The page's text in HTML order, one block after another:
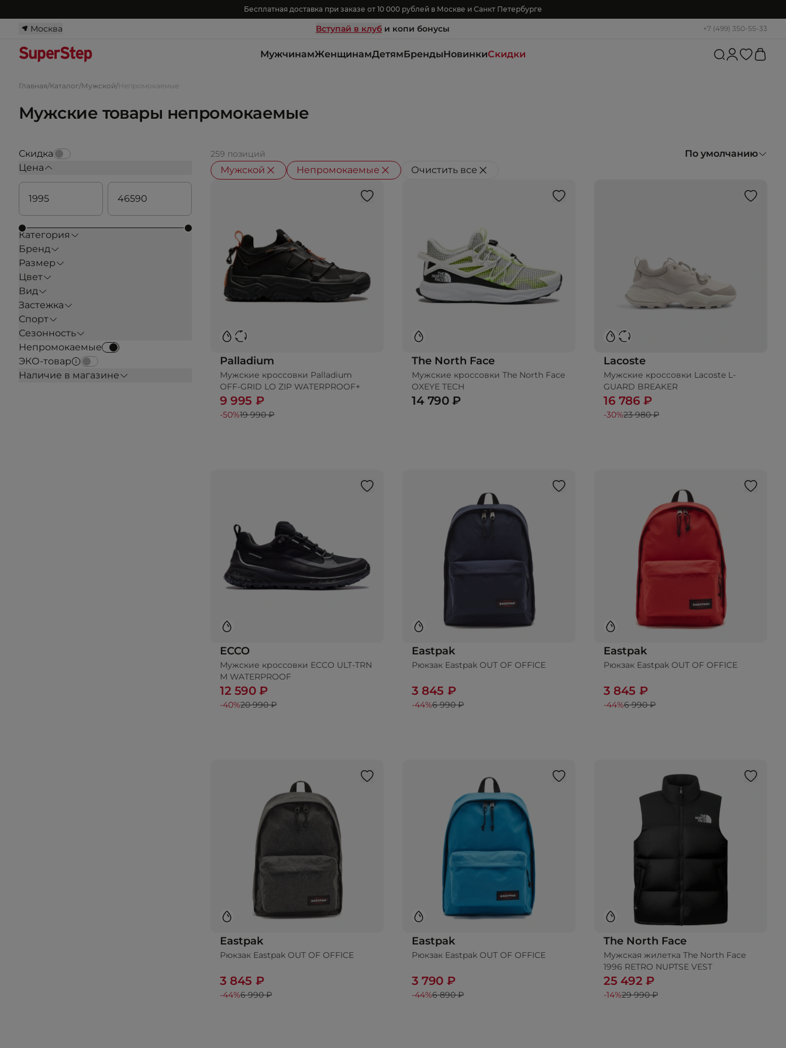
Бесплатная доставка при заказе от 10 000 рублей в Москве и Санкт Петербурге
Москва Вступай в клуб и копи бонусы +7 (499) 350-55-33
МужчинамЖенщинамДетямБрендыНовинкиСкидки
Главная/Каталог/Мужской/Непромокаемые
Мужские товары непромокаемые
Скидка
Цена
Категория
Бренд
Размер
Цвет
Вид
Застежка
Спорт
Сезонность
Непромокаемые
ЭКО-товар
Наличие в магазине
259 позиций
По умолчанию
Мужской
Непромокаемые Очистить все
Palladium
Мужские кроссовки Palladium
OFF-GRID LO ZIP WATERPROOF+
9 995 ₽
-50%19 990 ₽
The North Face
Мужские кроссовки The North Face
OXEYE TECH
14 790 ₽
Lacoste
Мужские кроссовки Lacoste L-
GUARD BREAKER
16 786 ₽
-30%23 980 ₽
ECCO
Мужские кроссовки ECCO ULT-TRN
M WATERPROOF
12 590 ₽
-40%20 990 ₽
Добавить в корзину
Eastpak
Рюкзак Eastpak OUT OF OFFICE
3 845 ₽
-44%6 990 ₽
Добавить в корзину
Eastpak
Рюкзак Eastpak OUT OF OFFICE
3 845 ₽
-44%6 990 ₽
Добавить в корзину
Eastpak
Рюкзак Eastpak OUT OF OFFICE
3 845 ₽
-44%6 990 ₽
Добавить в корзину
Eastpak
Рюкзак Eastpak OUT OF OFFICE
3 790 ₽
-44%6 890 ₽
Добавить в корзину
The North Face
Мужская жилетка The North Face
1996 RETRO NUPTSE VEST
25 492 ₽
-14%29 990 ₽